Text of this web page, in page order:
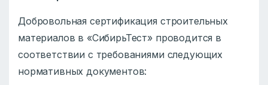
Добровольная сертификация строительных
материалов в «СибирьТест» проводится в
соответствии с требованиями следующих
нормативных документов: